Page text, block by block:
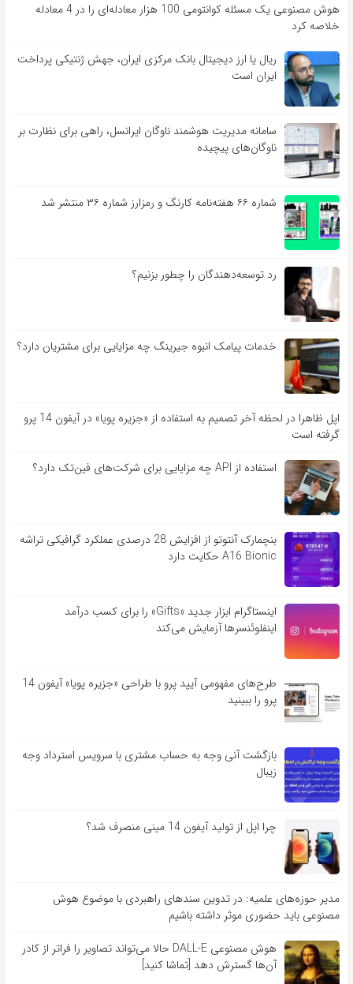
هوش مصنوعی یک مسئله کوانتومی 100 هزار معادله‌‎ای را در 4 معادله
خلاصه کرد
ریال یا ارز دیجیتال بانک مرکزی ایران، جهش ژنتیکی پرداخت
ایران است
سامانه مدیریت هوشمند ناوگان ایرانسل، راهی برای نظارت بر
ناوگان‌های پیچیده
شماره ۶۶ هفته‌نامه کارنگ و رمزارز شماره ۳۶ منتشر شد
رد توسعه‌دهندگان را چطور بزنیم؟
خدمات پیامک انبوه جیرینگ چه مزایایی برای مشتریان دارد؟
اپل ظاهرا در لحظه آخر تصمیم به استفاده از «جزیره پویا» در آیفون 14 پرو
گرفته است
استفاده از API چه مزایایی برای شرکت‌های فین‌تک دارد؟
بنچمارک آنتوتو از افزایش 28 درصدی عملکرد گرافیکی تراشه
A16 Bionic حکایت دارد
اینستاگرام ابزار جدید «Gifts» را برای کسب درآمد
اینفلوئنسرها آزمایش می‌کند
طرح‌های مفهومی آیپد پرو با طراحی «جزیره پویا» آیفون 14
پرو را ببینید
بازگشت آنی وجه به حساب مشتری با سرویس استرداد وجه
زیبال
چرا اپل از تولید آیفون 14 مینی منصرف شد؟
مدیر حوزه‌های علمیه: در تدوین سندهای راهبردی با موضوع هوش
مصنوعی باید حضوری موثر داشته باشیم
هوش مصنوعی DALL-E حالا می‌تواند تصاویر را فراتر از کادر
آن‌ها گسترش دهد [تماشا کنید]